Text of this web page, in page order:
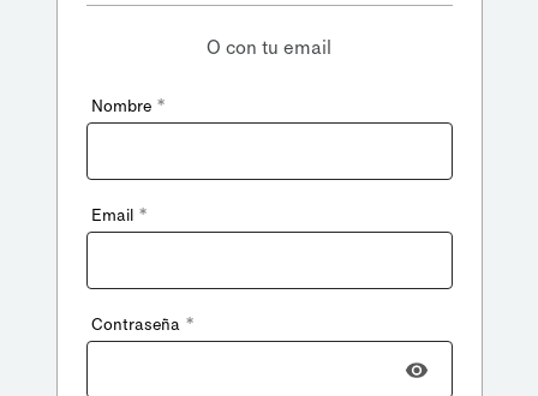
O con tu email
Nombre *
Email *
Contraseña *